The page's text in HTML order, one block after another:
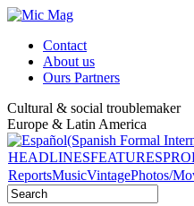
Contact
About us
Ours Partners
Cultural & social troublemaker
Europe & Latin America
HEADLINESFEATURES
ReportsMusicVintagePhotos/